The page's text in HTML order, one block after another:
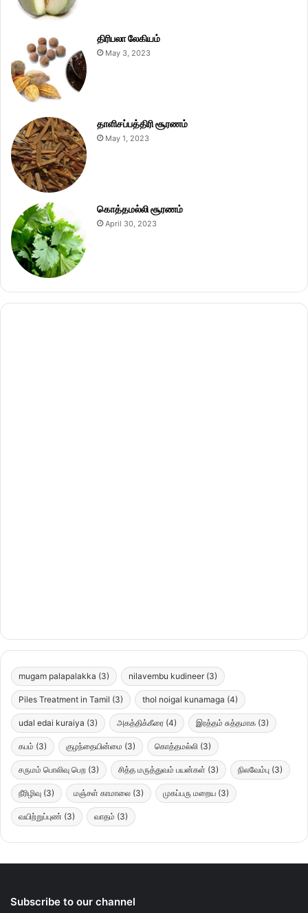
திரிபலா லேகியம்
May 3, 2023
தாளிசப்பத்திரி சூரணம்
May 1, 2023
கொத்தமல்லி சூரணம்
April 30, 2023
mugam palapalakka (3) nilavembu kudineer (3)
Piles Treatment in Tamil (3) thol noigal kunamaga (4)
udal edai kuraiya (3) அகத்திக்கீரை (4) இரத்தம் சுத்தமாக (3)
கபம் (3) குழந்தையின்மை (3) கொத்தமல்லி (3)
சருமம் பொலிவு பெற (3) சித்த மருத்துவம் பயன்கள் (3) நிலவேம்பு (3)
நீரிழிவு (3) மஞ்சள் காமாலை (3) முகப்பரு மறைய (3)
வயிற்றுப்புண் (3) வாதம் (3)
Subscribe to our channel